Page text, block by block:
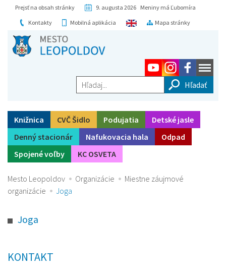
Prejsť na obsah stránky
9. augusta 2026 Meniny má Ľubomíra
Kontakty
Mobilná aplikácia Mapa stránky
Hľadaj...
Knižnica CVČ Šidlo Podujatia
Detské jasle
Denný stacionár
Nafukovacia hala
Odpad
Spojené voľby
KC OSVETA
Mesto Leopoldov Organizácie
Miestne záujmové
organizácie
Joga
Joga
KONTAKT